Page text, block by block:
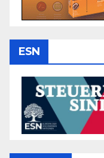
ESN